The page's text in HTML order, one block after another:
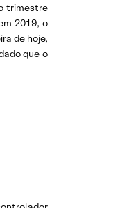
trimestre
2019, o
de hoje,
que o